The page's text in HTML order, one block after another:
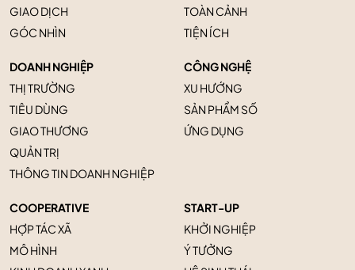
GIAO DỊCH
GÓC NHÌN
TOÀN CẢNH
TIỆN ÍCH
DOANH NGHIỆP
THỊ TRƯỜNG
TIÊU DÙNG
GIAO THƯƠNG
QUẢN TRỊ
THÔNG TIN DOANH NGHIỆP
CÔNG NGHỆ
XU HƯỚNG
SẢN PHẨM SỐ
ỨNG DỤNG
COOPERATIVE
HỢP TÁC XÃ
MÔ HÌNH
START-UP
KHỞI NGHIỆP
Ý TƯỞNG